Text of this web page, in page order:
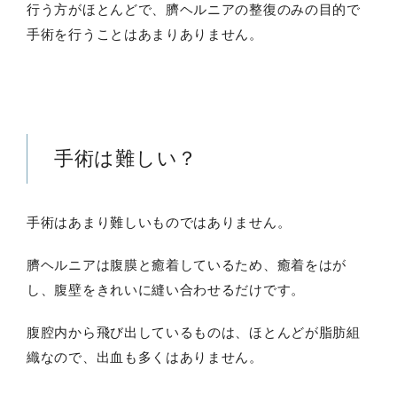
行う方がほとんどで、臍ヘルニアの整復のみの目的で
手術を行うことはあまりありません。
手術は難しい？
手術はあまり難しいものではありません。
臍ヘルニアは腹膜と癒着しているため、癒着をはが
し、腹壁をきれいに縫い合わせるだけです。
腹腔内から飛び出しているものは、ほとんどが脂肪組
織なので、出血も多くはありません。